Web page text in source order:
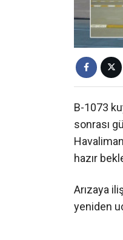
B-1073
sonrası
hazır
Arızaya
yeniden